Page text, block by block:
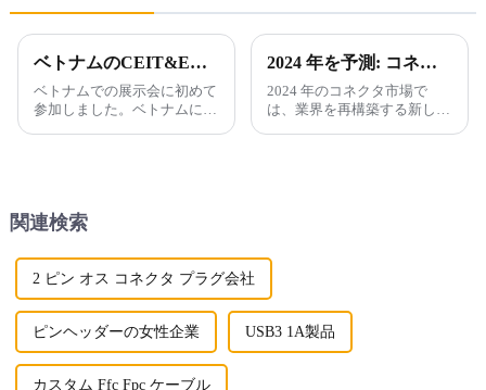
ベトナムのCEIT&ECPEの写真共有
ベトナムでの展示会に初めて
参加しました。ベトナムにお
2024 年を予測: コネクタ市場の新たなトレンド
2024 年のコネクタ市場で
は、業界を再構築する新しい
関連検索
2 ピン オス コネクタ プラグ会社
ピンヘッダーの女性企業 USB3 1A製品
カスタム Ffc Fpc ケーブル